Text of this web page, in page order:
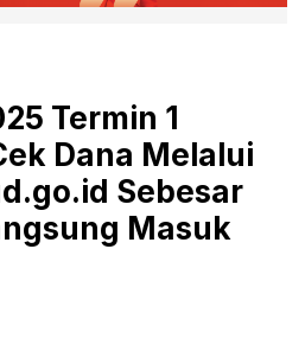
Termin 1
Dana Melalui
Sebesar
Masuk